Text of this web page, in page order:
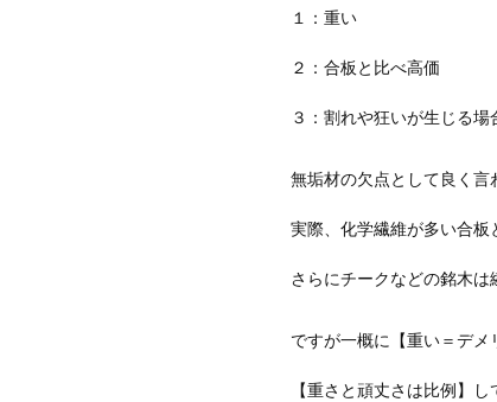
１：重い
２：合板と比べ高価
３：割れや狂いが生じる場
無垢材の欠点として良く言
実際、化学繊維が多い合板
さらにチークなどの銘木は
ですが一概に【重い＝デメ
【重さと頑丈さは比例】